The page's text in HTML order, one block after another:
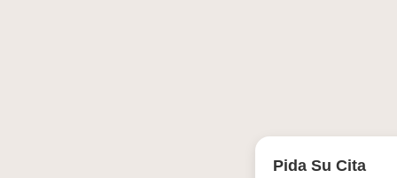
Pida Su Cita